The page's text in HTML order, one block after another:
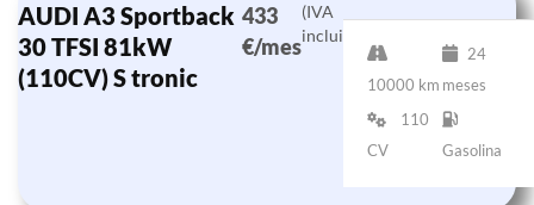
AUDI A3 Sportback
30 TFSI 81kW
(110CV) S tronic
433
€/mes
(IVA
incluido)
10000 km
24
meses
110
CV
Gasolina